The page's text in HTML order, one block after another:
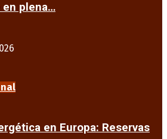
en plena…
en Europa: Reservas